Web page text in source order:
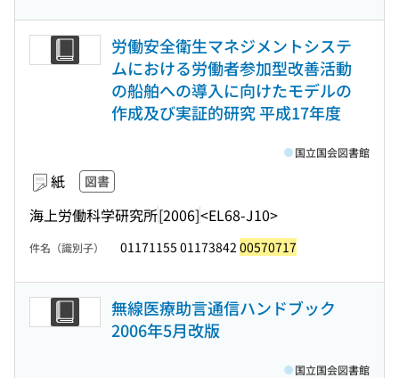
労働安全衛生マネジメントシステ
ムにおける労働者参加型改善活動
の船舶への導入に向けたモデルの
作成及び実証的研究 平成17年度
紙 図書
海上労働科学研究所[2006]<EL68-J10>
国立国会図書館
件名（識別子） 01171155 01173842 00570717
無線医療助言通信ハンドブック
2006年5月改版
国立国会図書館